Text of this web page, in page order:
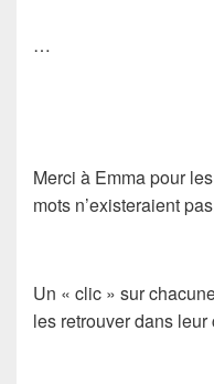
…
Merci à Emma pour
mots n’existeraient
Un « clic » sur
les retrouver dans